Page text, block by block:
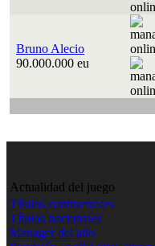
Bruno Alecio
90.000.000 eu
Actualidad del juego
Títulos continentales
Títulos nacionales
Manager del año